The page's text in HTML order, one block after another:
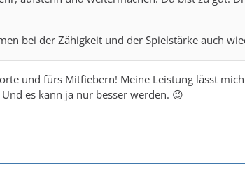
bei der Zähigkeit und der Spielstärke auch
und fürs Mitfiebern! Meine Leistung lässt
es kann ja nur besser werden. 😉